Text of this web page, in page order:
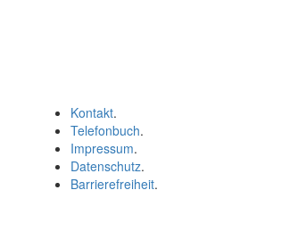
Kontakt.
Telefonbuch.
Impressum.
Datenschutz.
Barrierefreiheit.